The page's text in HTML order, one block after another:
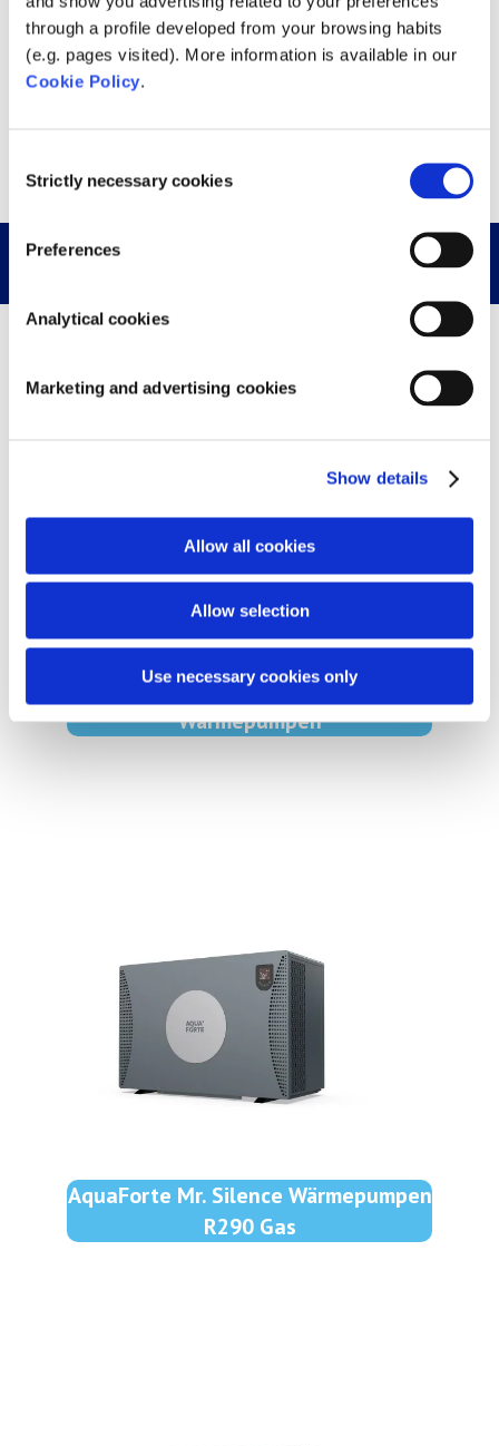
through a profile developed from your browsing habits
(e.g. pages visited). More information is available in our
Cookie Policy.
Selection
Strictly necessary cookies
Preferences
Analytical cookies
Marketing and advertising cookies
Show details
Allow all cookies
Allow selection
Use necessary cookies only
Vorgestellte Produkte
AquaForte Mr. Silence 30
Wärmepumpen
AquaForte Mr. Silence Wärmepumpen
R290 Gas